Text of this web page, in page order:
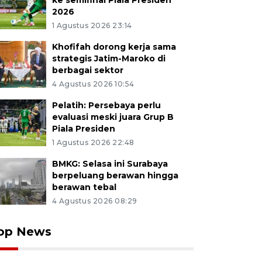
2026
1 Agustus 2026 23:14
Khofifah dorong kerja sama
strategis Jatim-Maroko di
berbagai sektor
4 Agustus 2026 10:54
Pelatih: Persebaya perlu
evaluasi meski juara Grup B
Piala Presiden
1 Agustus 2026 22:48
BMKG: Selasa ini Surabaya
berpeluang berawan hingga
berawan tebal
4 Agustus 2026 08:29
News